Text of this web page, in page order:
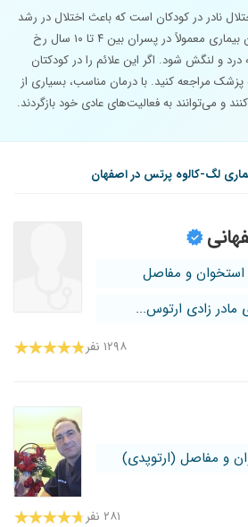
نادر در کودکان است که باعث اختلال در رشد
استخوان ران می‌شود. این بیماری معمولاً در پسران بین ۴ تا ۱۰ سال رخ
و لنگش شود. اگر این علائم را در کودکتان
مراجعه کنید. با درمان مناسب، بسیاری از
و می‌توانند به فعالیت‌های عادی خود بازگردند.
لگ-کالوه پرتس در اصفهان
و مفاصل
مادر زادی ارتوس...
۱۲۹۸ نفر
و مفاصل (ارتوپدی)
۲۸۱ نفر